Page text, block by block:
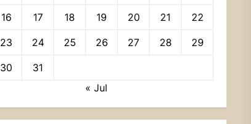
16 17 18 19 20 21 22
23 24 25 26 27 28 29
30
31
« Jul